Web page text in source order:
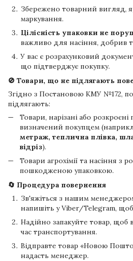
Збережено товарний вигляд,
маркування.
Цілісність упаковки не
важливо для насіння, добрив
У вас є розрахунковий
що підтверджує покупку.
🚫 Товари, що не підлягають
Згідно з Постановою КМУ №172,
підлягають:
Товари, нарізані або розкроєні
визначений покупцем
метраж, теплична плівка,
відріз).
Товари агрохімії та насіння з
пошкодженою упаковкою.
🔄 Процедура повернення
Зв'яжіться з нашим
напишіть у Viber/Telegram,
Надійно запакуйте товар, щоб
час транспортування.
Відправте товар «Новою
надасть менеджер.